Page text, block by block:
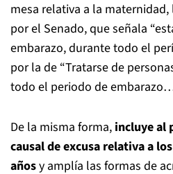
mesa relativa a la
por el Senado, que señala
embarazo, durante todo el
por la de “Tratarse de
todo el periodo de
De la misma forma, incluye al
causal de excusa relativa a
añosy amplía las formas de